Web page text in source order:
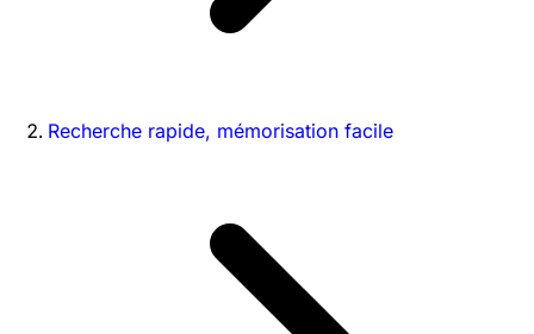
Recherche rapide, mémorisation facile